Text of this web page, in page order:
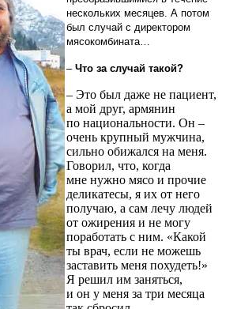
нескольких месяцев. А потом
был случай с директором
мясокомбината…
– Что за случай такой?
– Это был даже не пациент,
а мой друг, армянин
по национальности. Он –
очень крупный мужчина,
сильно обижался на меня.
Говорил, что, когда
мне нужно мясо и прочие
деликатесы, я их от него
получаю, а сам лечу людей
от ожирения и не могу
поработать с ним. «Какой
ты врач, если не можешь
заставить меня похудеть!»
Я решил им заняться,
и он у меня за три месяца